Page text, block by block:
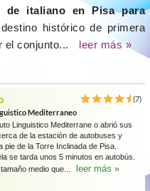
de italiano en Pisa para
histórico de primera
el conjunto...
leer más »
(7)
Mediterraneo
Linguistico Mediterrane o abrió sus
de la estación de autobuses y
de la Torre Inclinada de Pisa.
se tarda unos 5 minutos en autobús.
medio que...
leer más »